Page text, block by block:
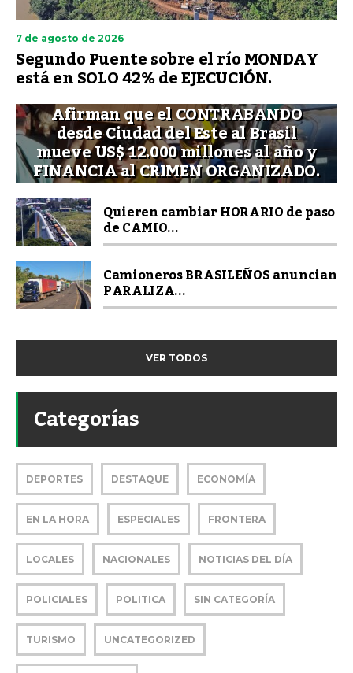
7 de agosto de 2026
Segundo Puente sobre el río MONDAY
está en SOLO 42% de EJECUCIÓN.
Afirman que el CONTRABANDO
desde Ciudad del Este al Brasil
mueve US$ 12.000 millones al año y
FINANCIA al CRIMEN ORGANIZADO.
Quieren cambiar HORARIO de paso
de CAMIO...
Camioneros BRASILEÑOS anuncian
PARALIZA...
VER TODOS
Categorías
DEPORTES DESTAQUE ECONOMÍA
EN LA HORA ESPECIALES FRONTERA
LOCALES NACIONALES NOTICIAS DEL DÍA
POLICIALES POLITICA SIN CATEGORÍA
TURISMO UNCATEGORIZED